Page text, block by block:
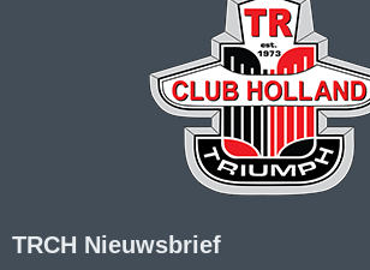
TRCH Nieuwsbrief